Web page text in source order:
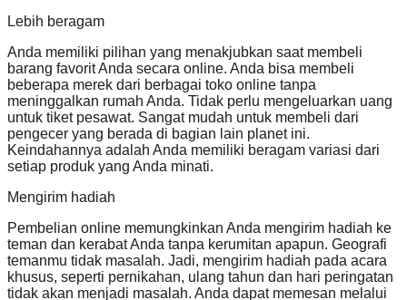
Lebih beragam
Anda memiliki pilihan yang menakjubkan saat membeli
barang favorit Anda secara online. Anda bisa membeli
beberapa merek dari berbagai toko online tanpa
meninggalkan rumah Anda. Tidak perlu mengeluarkan uang
untuk tiket pesawat. Sangat mudah untuk membeli dari
pengecer yang berada di bagian lain planet ini.
Keindahannya adalah Anda memiliki beragam variasi dari
setiap produk yang Anda minati.
Mengirim hadiah
Pembelian online memungkinkan Anda mengirim hadiah ke
teman dan kerabat Anda tanpa kerumitan apapun. Geografi
temanmu tidak masalah. Jadi, mengirim hadiah pada acara
khusus, seperti pernikahan, ulang tahun dan hari peringatan
tidak akan menjadi masalah. Anda dapat memesan melalui